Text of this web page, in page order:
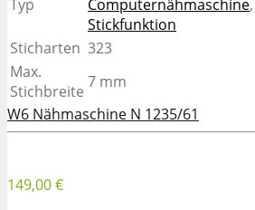
Typ
Computernähmaschine,
Stickfunktion
Sticharten 323
Max.
Stichbreite 7 mm
W6 Nähmaschine N 1235/61
149,00 €